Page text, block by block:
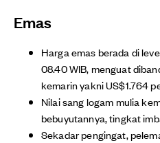
Emas
Harga emas berada di
08.40 WIB, menguat
kemarin yakni US$1.764
Nilai sang logam mulia
bebuyutannya, tingkat
Sekadar pengingat,